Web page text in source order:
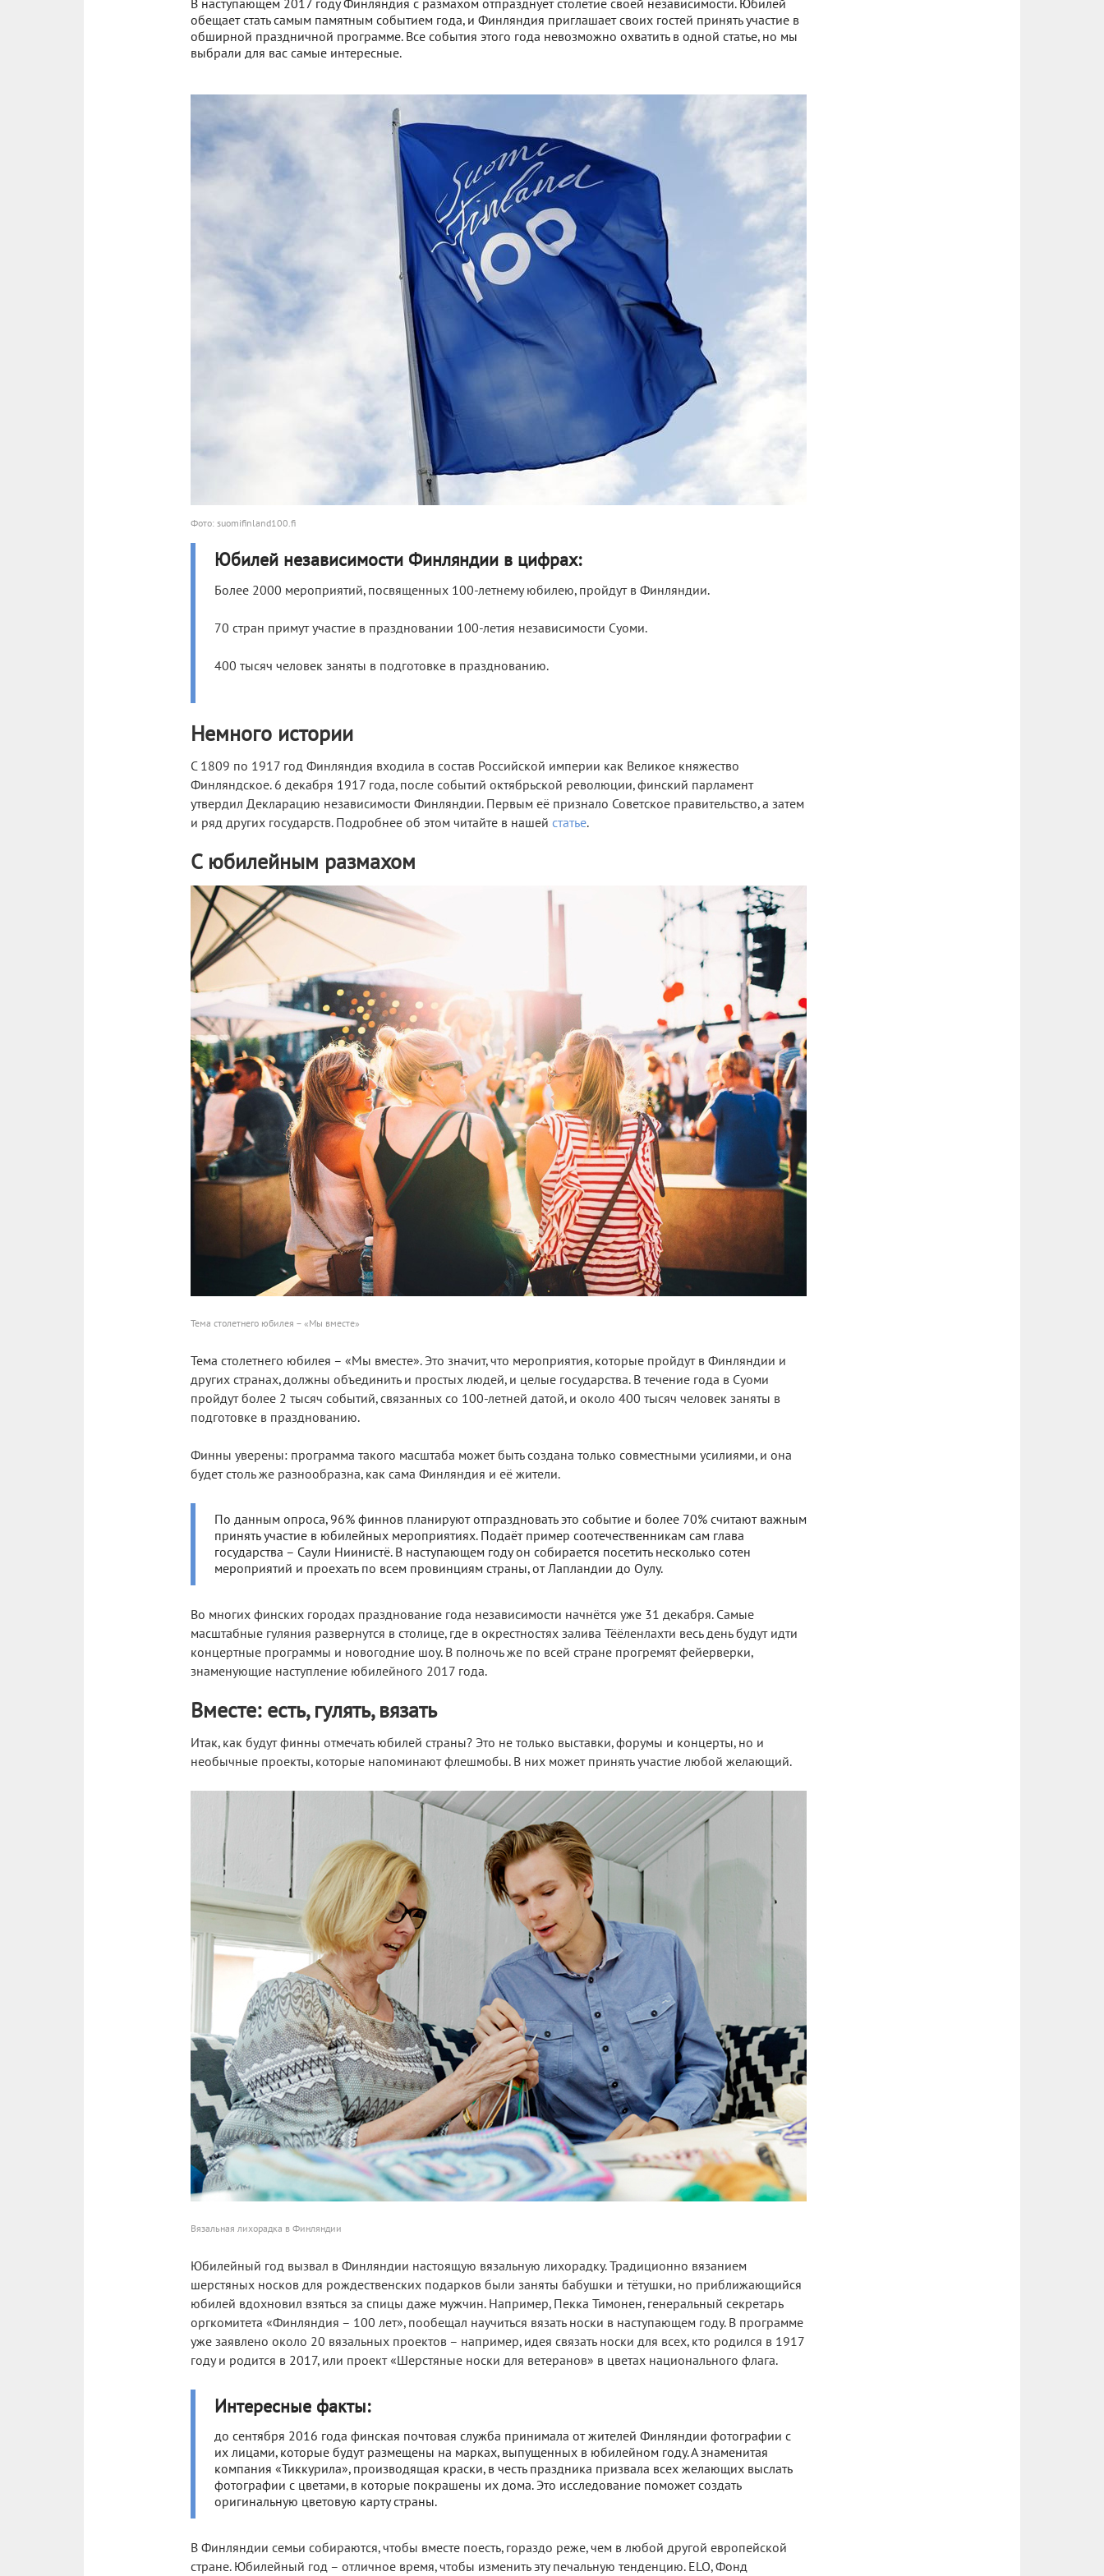
В наступающем 2017 году Финляндия с размахом отпразднует столетие своей независимости. Юбилей
обещает стать самым памятным событием года, и Финляндия приглашает своих гостей принять участие в
обширной праздничной программе. Все события этого года невозможно охватить в одной статье, но мы
выбрали для вас самые интересные.
Фото: suomifinland100.fi
Юбилей независимости Финляндии в цифрах:
Более 2000 мероприятий, посвященных 100-летнему юбилею, пройдут в Финляндии.
70 стран примут участие в праздновании 100-летия независимости Суоми.
400 тысяч человек заняты в подготовке в празднованию.
Немного истории
С 1809 по 1917 год Финляндия входила в состав Российской империи как Великое княжество
Финляндское. 6 декабря 1917 года, после событий октябрьской революции, финский парламент
утвердил Декларацию независимости Финляндии. Первым её признало Советское правительство, а затем
и ряд других государств. Подробнее об этом читайте в нашей статье.
С юбилейным размахом
Тема столетнего юбилея – «Мы вместе»
Тема столетнего юбилея – «Мы вместе». Это значит, что мероприятия, которые пройдут в Финляндии и
других странах, должны объединить и простых людей, и целые государства. В течение года в Суоми
пройдут более 2 тысяч событий, связанных со 100-летней датой, и около 400 тысяч человек заняты в
подготовке в празднованию.
Финны уверены: программа такого масштаба может быть создана только совместными усилиями, и она
будет столь же разнообразна, как сама Финляндия и её жители.
По данным опроса, 96% финнов планируют отпраздновать это событие и более 70% считают важным
принять участие в юбилейных мероприятиях. Подаёт пример соотечественникам сам глава
государства – Саули Ниинистё. В наступающем году он собирается посетить несколько сотен
мероприятий и проехать по всем провинциям страны, от Лапландии до Оулу.
Во многих финских городах празднование года независимости начнётся уже 31 декабря. Самые
масштабные гуляния развернутся в столице, где в окрестностях залива Тёёленлахти весь день будут идти
концертные программы и новогодние шоу. В полночь же по всей стране прогремят фейерверки,
знаменующие наступление юбилейного 2017 года.
Вместе: есть, гулять, вязать
Итак, как будут финны отмечать юбилей страны? Это не только выставки, форумы и концерты, но и
необычные проекты, которые напоминают флешмобы. В них может принять участие любой желающий.
Вязальная лихорадка в Финляндии
Юбилейный год вызвал в Финляндии настоящую вязальную лихорадку. Традиционно вязанием
шерстяных носков для рождественских подарков были заняты бабушки и тётушки, но приближающийся
юбилей вдохновил взяться за спицы даже мужчин. Например, Пекка Тимонен, генеральный секретарь
оргкомитета «Финляндия – 100 лет», пообещал научиться вязать носки в наступающем году. В программе
уже заявлено около 20 вязальных проектов – например, идея связать носки для всех, кто родился в 1917
году и родится в 2017, или проект «Шерстяные носки для ветеранов» в цветах национального флага.
Интересные факты:
до сентября 2016 года финская почтовая служба принимала от жителей Финляндии фотографии с
их лицами, которые будут размещены на марках, выпущенных в юбилейном году. А знаменитая
компания «Тиккурила», производящая краски, в честь праздника призвала всех желающих выслать
фотографии с цветами, в которые покрашены их дома. Это исследование поможет создать
оригинальную цветовую карту страны.
В Финляндии семьи собираются, чтобы вместе поесть, гораздо реже, чем в любой другой европейской
стране. Юбилейный год – отличное время, чтобы изменить эту печальную тенденцию. ELO, Фонд